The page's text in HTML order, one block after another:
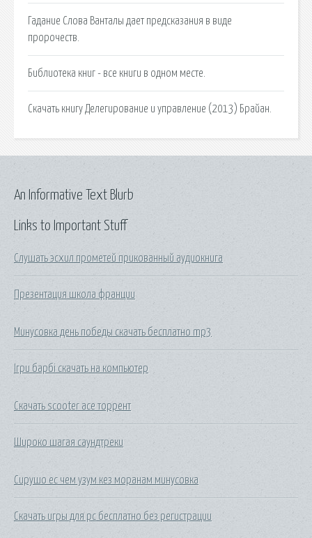
Гадание Слова Ванталы дает предсказания в виде
пророчеств.
Библиотека книг - все книги в одном месте.
Cкачать книгу Делегирование и управление (2013) Брайан.
Links to Important Stuff
Слушать эсхил прометей прикованный аудиокнига
Презентация школа франции
Минусовка день победы скачать бесплатно mp3
Ігри барбі скачать на компьютер
Скачать scooter ace торрент
Широко шагая саундтреки
Сирушо ес чем узум кез моранам минусовка
Скачать игры для pc бесплатно без регистрации
An Informative Text Blurb